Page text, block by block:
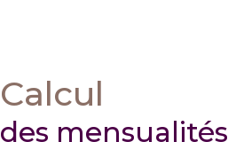
Calcul
des mensualités